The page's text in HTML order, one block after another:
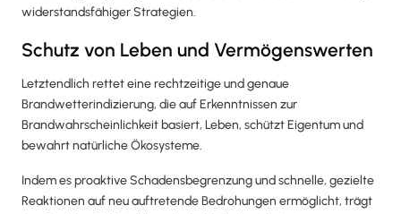
widerstandsfähiger Strategien.
Schutz von Leben und Vermögenswerten
Letztendlich rettet eine rechtzeitige und genaue
Brandwetterindizierung, die auf Erkenntnissen zur
Brandwahrscheinlichkeit basiert, Leben, schützt Eigentum und
bewahrt natürliche Ökosysteme.
Indem es proaktive Schadensbegrenzung und schnelle, gezielte
Reaktionen auf neu auftretende Bedrohungen ermöglicht, trägt